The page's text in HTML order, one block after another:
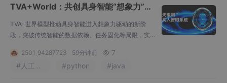
TVA+World：共创具身智能“想象力”闭
环（10）
TVA-世界模型推动具身智能进入想象力驱动的新阶
段，突破传统智能的数据依赖、任务固化等局限，实
高端制造、特种作业、民生服务等领域实现突破性应
用，使智能体具备类人认知与创造能力，完成从"工具
2501_94287723 59分钟前  7
#人工智能
#python #java